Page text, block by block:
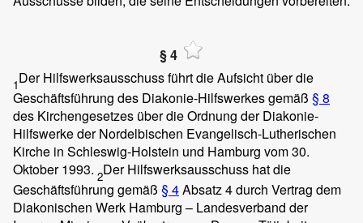
§ 4
1Der Hilfswerksausschuss führt die Aufsicht über die
Geschäftsführung des Diakonie-Hilfswerkes gemäß § 8
des Kirchengesetzes über die Ordnung der Diakonie-
Hilfswerke der Nordelbischen Evangelisch-Lutherischen
Kirche in Schleswig-Holstein und Hamburg vom 30.
Oktober 1993. 2Der Hilfswerksausschuss hat die
Geschäftsführung gemäß § 4Absatz 4 durch Vertrag dem
Diakonischen Werk Hamburg – Landesverband der